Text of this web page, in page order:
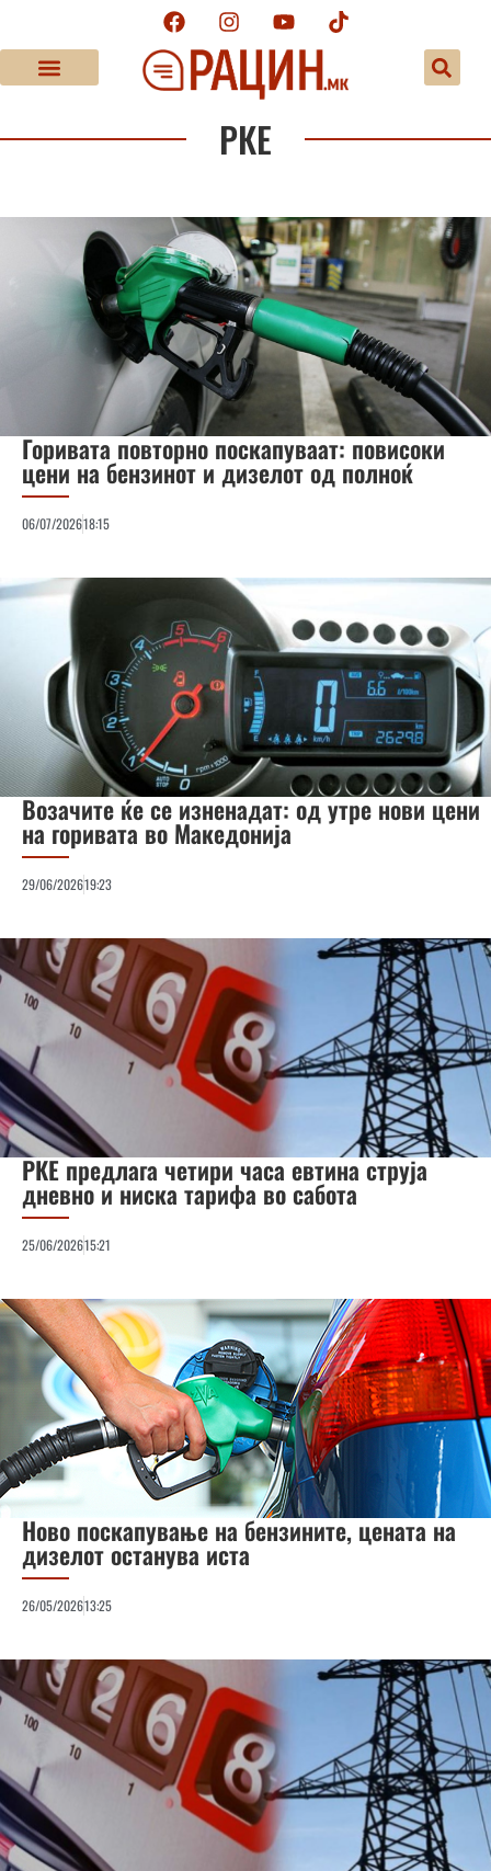
РКЕ
Горивата повторно поскапуваат: повисоки
цени на бензинот и дизелот од полноќ
06/07/202618:15
Возачите ќе се изненадат: од утре нови цени
на горивата во Македонија
29/06/202619:23
РКЕ предлага четири часа евтина струја
дневно и ниска тарифа во сабота
25/06/202615:21
Ново поскапување на бензините, цената на
дизелот останува иста
26/05/202613:25